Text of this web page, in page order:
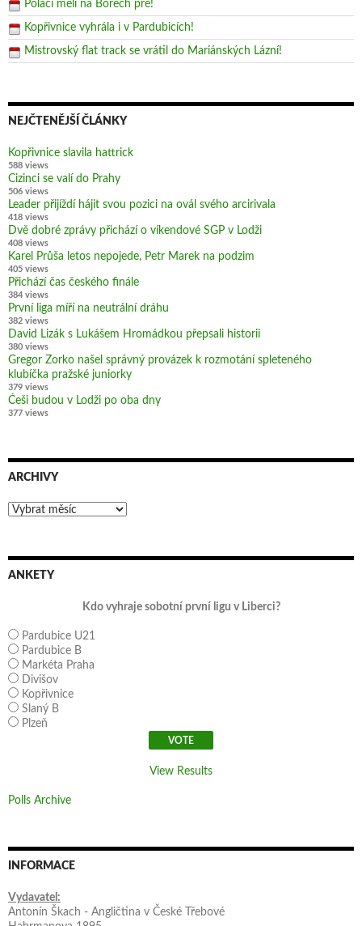
Poláci měli na Borech pré!
Kopřivnice vyhrála i v Pardubicích!
Mistrovský flat track se vrátil do Mariánských Lázní!
NEJČTENĚJŠÍ ČLÁNKY
Kopřivnice slavila hattrick
588 views
Cizinci se valí do Prahy
506 views
Leader přijíždí hájit svou pozici na ovál svého arcirivala
418 views
Dvě dobré zprávy přichází o víkendové SGP v Lodži
408 views
Karel Průša letos nepojede, Petr Marek na podzim
405 views
Přichází čas českého finále
384 views
První liga míří na neutrální dráhu
382 views
David Lizák s Lukášem Hromádkou přepsali historii
380 views
Gregor Zorko našel správný provázek k rozmotání spleteného
klubíčka pražské juniorky
379 views
Češi budou v Lodži po oba dny
377 views
ARCHIVY
Archivy
ANKETY
Kdo vyhraje sobotní první ligu v Liberci?
Pardubice U21
Pardubice B
Markéta Praha
Divišov
Kopřivnice
Slaný B
Plzeň
View Results
Polls Archive
INFORMACE
Vydavatel:
Antonín Škach - Angličtina v České Třebové